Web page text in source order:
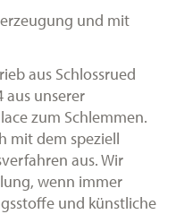
und mit
aus Schlossrued
aus unserer
zum Schlemmen.
mit dem speziell
aus. Wir
wenn immer
und künstliche